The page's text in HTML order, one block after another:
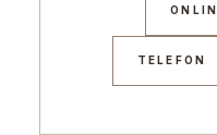
TELEFON